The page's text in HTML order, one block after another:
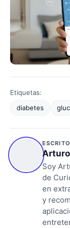
Etiquetas:
diabetes
Arturo
Soy
de
en
y